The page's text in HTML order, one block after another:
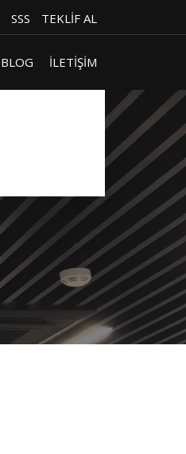
SSS TEKLİF AL
BLOG İLETİŞİM